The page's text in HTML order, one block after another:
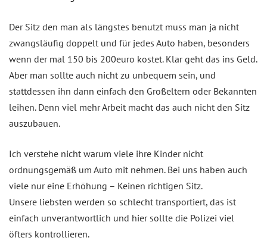
Der Sitz den man als längstes benutzt muss man ja nicht
zwangsläufig doppelt und für jedes Auto haben, besonders
wenn der mal 150 bis 200euro kostet. Klar geht das ins Geld.
Aber man sollte auch nicht zu unbequem sein, und
stattdessen ihn dann einfach den Großeltern oder Bekannten
leihen. Denn viel mehr Arbeit macht das auch nicht den Sitz
auszubauen.
Ich verstehe nicht warum viele ihre Kinder nicht
ordnungsgemäß um Auto mit nehmen. Bei uns haben auch
viele nur eine Erhöhung – Keinen richtigen Sitz.
Unsere liebsten werden so schlecht transportiert, das ist
einfach unverantwortlich und hier sollte die Polizei viel
öfters kontrollieren.